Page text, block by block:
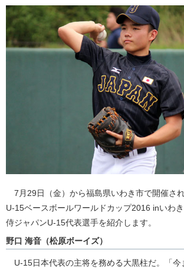
7月29日（金）から福島県いわき市で開催さ
U-15ベースボールワールドカップ2016 inいわ
侍ジャパンU-15代表選手を紹介します。
野口 海音（松原ボーイズ）
U-15日本代表の主将を務める大黒柱だ。「今